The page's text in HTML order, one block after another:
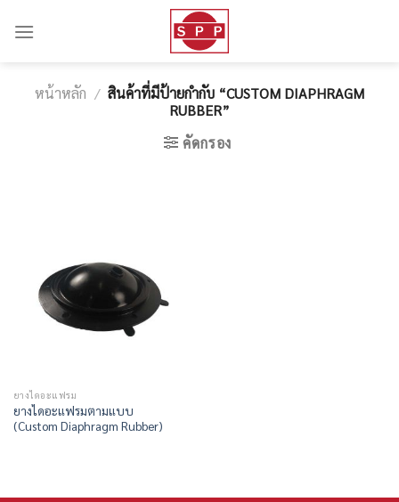
หน้าหลัก / สินค้าที่มีป้ายกำกับ “CUSTOM DIAPHRAGM
RUBBER”
คัดกรอง
ยางไดอะแฟรม
ยางไดอะแฟรมตามแบบ
(Custom Diaphragm Rubber)